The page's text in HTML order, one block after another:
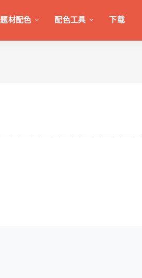
题材配色 配色工具 下载